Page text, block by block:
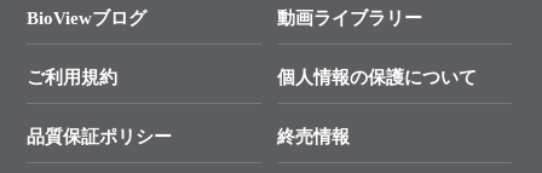
終売製品のお知らせ
価格改定のご案内
技術セミナーのご案内
幹細胞・再生医療研究ガイド
クローニング実験ガイド
SMARTer NGSポータルサイト
総合お問い合わせ
├ 実験コンシェルジュ
BioViewブログ 動画ライブラリー
ご利用規約 個人情報の保護について
品質保証ポリシー 終売情報